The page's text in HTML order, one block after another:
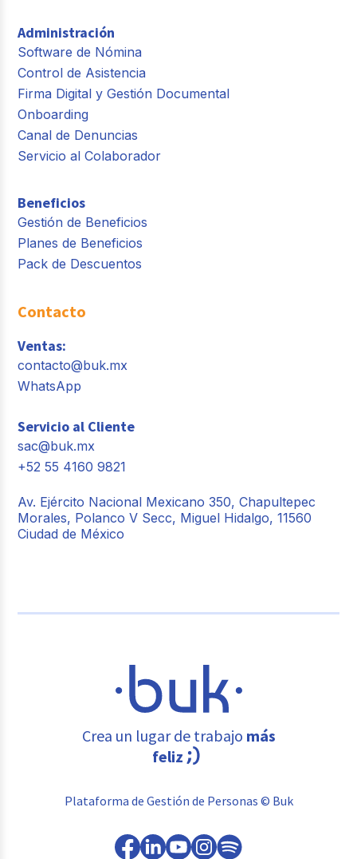
Administración
Software de Nómina
Control de Asistencia
Firma Digital y Gestión Documental
Onboarding
Canal de Denuncias
Servicio al Colaborador
Beneficios
Gestión de Beneficios
Planes de Beneficios
Pack de Descuentos
Contacto
Ventas:
contacto@buk.mx
WhatsApp
Servicio al Cliente
sac@buk.mx
+52 55 4160 9821
Av. Ejército Nacional Mexicano 350, Chapultepec
Morales, Polanco V Secc, Miguel Hidalgo, 11560
Ciudad de México
Crea un lugar de trabajo más
feliz
Plataforma de Gestión de Personas © Buk